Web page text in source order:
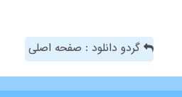
گردو دانلود : صفحه اصلی